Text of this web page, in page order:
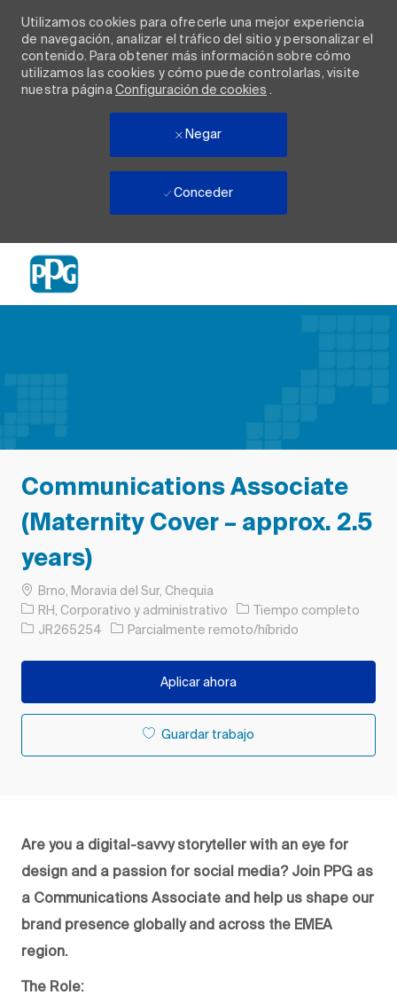
Utilizamos cookies para ofrecerle una mejor experiencia
de navegación, analizar el tráfico del sitio y personalizar el
contenido. Para obtener más información sobre cómo
utilizamos las cookies y cómo puede controlarlas, visite
nuestra página Configuración de cookies .
Negar
Conceder
Communications Associate
(Maternity Cover – approx. 2.5
years)
Ubicación
Brno, Moravia del Sur, Chequia
Categoría
RH, Corporativo y administrativo Tipo de trabajo
Tiempo completo
ID de trabajo
JR265254 Parcialmente remoto/híbrido
Aplicar ahora
Guardar trabajo
Are you a digital-savvy storyteller with an eye for
design and a passion for social media? Join PPG as
a Communications Associate and help us shape our
brand presence globally and across the EMEA
region.
The Role: